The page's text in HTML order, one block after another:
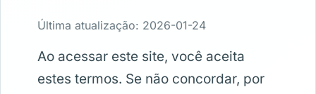
Última atualização: 2026-01-24
Ao acessar este site, você aceita
estes termos. Se não concordar, por